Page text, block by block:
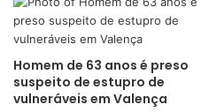
Homem de 63 anos é preso
suspeito de estupro de
vulneráveis em Valença